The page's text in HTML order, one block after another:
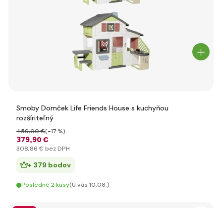
Smoby Domček Life Friends House s kuchyňou
rozšíriteľný
379,90 €
459,00 €(-17 %)
308,86 € bez DPH
+ 379 bodov
Posledné 2 kusy(U vás 10.08.)